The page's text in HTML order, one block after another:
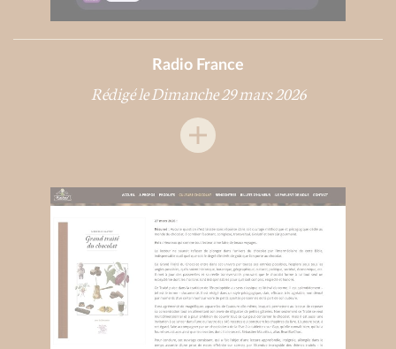
Radio France
Rédigé le Dimanche 29 mars 2026